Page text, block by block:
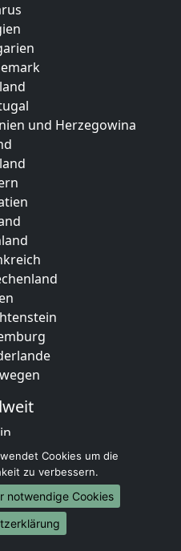
und Herzegowina
am Main
Cookies um die
zu verbessern.
notwendige Cookies